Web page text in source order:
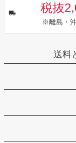
税抜
※離島・
送料